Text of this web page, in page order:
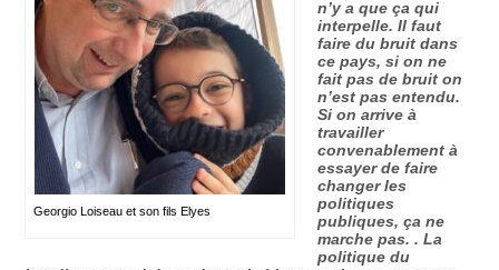
Georgio Loiseau et son fils Elyes
n’y a que ça qui
interpelle. Il faut
faire du bruit dans
ce pays, si on ne
fait pas de bruit on
n’est pas entendu.
Si on arrive à
travailler
convenablement à
essayer de faire
changer les
politiques
publiques, ça ne
marche pas. . La
politique du